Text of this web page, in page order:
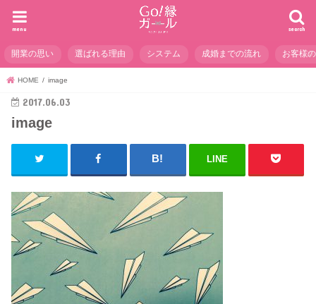
search
menu
開業の思い 選ばれる理由 システム 成婚までの流れ お客様
HOME image
2017.06.03
image
LINE